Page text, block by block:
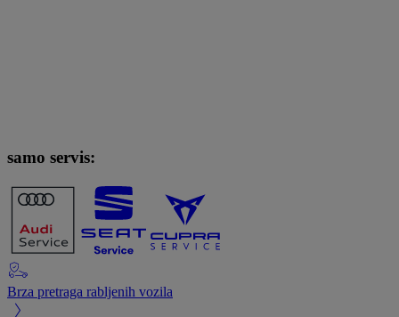
samo servis:
Brza pretraga rabljenih vozila